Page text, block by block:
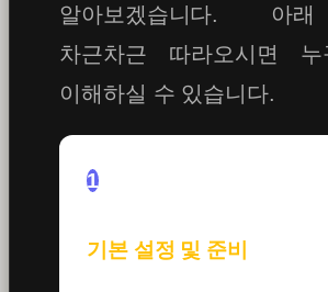
알아보겠습니다. 아
차근차근 따라오시면 누
이해하실 수 있습니다.
1
기본 설정 및 준비